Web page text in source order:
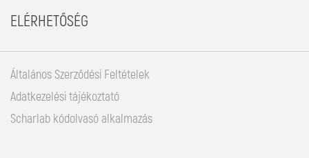
ELÉRHETŐSÉG
Általános Szerződési Feltételek
Adatkezelési tájékoztató
Scharlab kódolvasó alkalmazás